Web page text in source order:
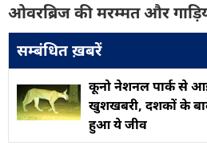
ओवरब्रिज की मरम्मत और
सम्बंधित ख़बरें
कूनो नेशनल पार्क से
खुशखबरी, दशकों के
हुआ ये जीव